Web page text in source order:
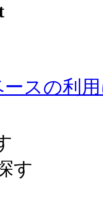
スの利
す